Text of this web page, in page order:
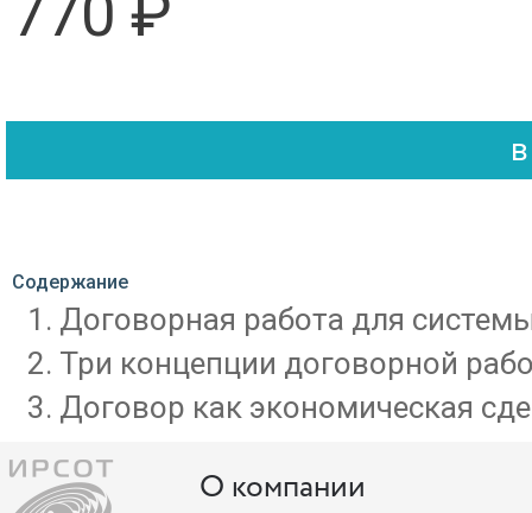
770 ₽
Содержание
Договорная работа для
Три концепции договорной
Договор как экономическая
О компании